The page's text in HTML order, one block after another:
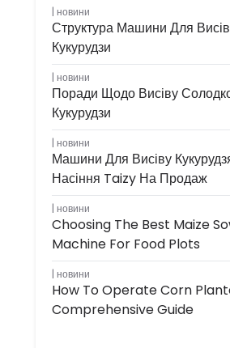
новини
Структура Машини Для
Кукурудзи
новини
Поради Щодо Висіву
Кукурудзи
новини
Машини Для Висіву
Насіння Taizy На Продаж
новини
Choosing The Best Maize
Machine For Food Plots
новини
How To Operate Corn
Comprehensive Guide